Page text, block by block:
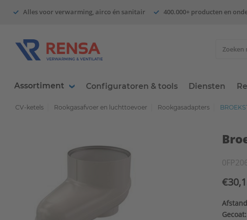
Alles voor verwarming, airco én sanitair 400.000+ producten en
Assortiment Configuratoren & tools Diensten
CV-ketels Rookgasafvoer en luchttoevoer Rookgasadapters
Gecoat: